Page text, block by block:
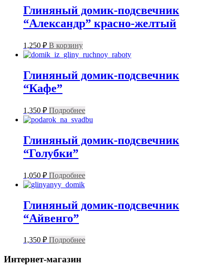
Глиняный домик-подсвечник
“Александр” красно-желтый
1,250 ₽ В корзину
Глиняный домик-подсвечник
“Кафе”
1,350 ₽ Подробнее
Глиняный домик-подсвечник
“Голубки”
1,050 ₽ Подробнее
Глиняный домик-подсвечник
“Айвенго”
1,350 ₽ Подробнее
Интернет-магазин